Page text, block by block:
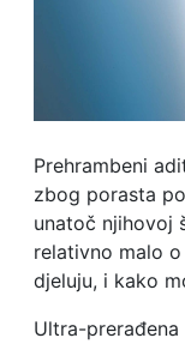
Prehrambeni
zbog porasta
unatoč njihovoj
relativno malo
djeluju, i kako
Ultra-prerađena